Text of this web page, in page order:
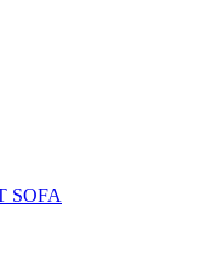
SOFA